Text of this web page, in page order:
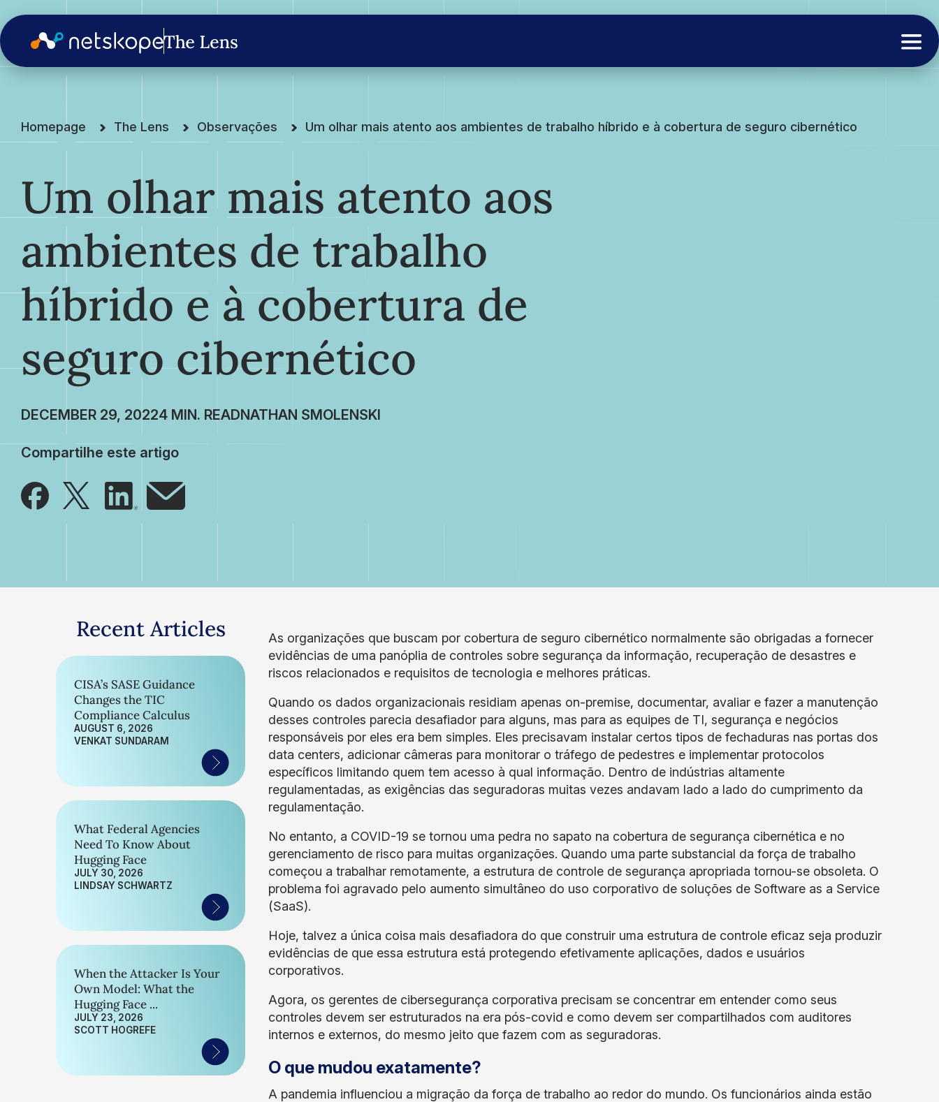
Homepage The Lens Observações Um olhar mais atento aos ambientes de trabalho híbrido e à cobertura de seguro cibernético
Um olhar mais atento aos
ambientes de trabalho
híbrido e à cobertura de
seguro cibernético
DECEMBER 29, 2022 NATHAN SMOLENSKI
Compartilhe este artigo
Recent Articles
CISA’s SASE Guidance
Changes the TIC
Compliance Calculus
AUGUST 6, 2026
VENKAT SUNDARAM
What Federal Agencies
Need To Know About
Hugging Face
JULY 30, 2026
LINDSAY SCHWARTZ
When the Attacker Is Your
Own Model: What the
Hugging Face ...
JULY 23, 2026
SCOTT HOGREFE
As organizações que buscam por cobertura de seguro cibernético normalmente são obrigadas a fornecer
evidências de uma panóplia de controles sobre segurança da informação, recuperação de desastres e
riscos relacionados e requisitos de tecnologia e melhores práticas.
Quando os dados organizacionais residiam apenas on-premise, documentar, avaliar e fazer a manutenção
desses controles parecia desafiador para alguns, mas para as equipes de TI, segurança e negócios
responsáveis por eles era bem simples. Eles precisavam instalar certos tipos de fechaduras nas portas dos
data centers, adicionar câmeras para monitorar o tráfego de pedestres e implementar protocolos
específicos limitando quem tem acesso à qual informação. Dentro de indústrias altamente
regulamentadas, as exigências das seguradoras muitas vezes andavam lado a lado do cumprimento da
regulamentação.
No entanto, a COVID-19 se tornou uma pedra no sapato na cobertura de segurança cibernética e no
gerenciamento de risco para muitas organizações. Quando uma parte substancial da força de trabalho
começou a trabalhar remotamente, a estrutura de controle de segurança apropriada tornou-se obsoleta. O
problema foi agravado pelo aumento simultâneo do uso corporativo de soluções de Software as a Service
(SaaS).
Hoje, talvez a única coisa mais desafiadora do que construir uma estrutura de controle eficaz seja produzir
evidências de que essa estrutura está protegendo efetivamente aplicações, dados e usuários
corporativos.
Agora, os gerentes de cibersegurança corporativa precisam se concentrar em entender como seus
controles devem ser estruturados na era pós-covid e como devem ser compartilhados com auditores
internos e externos, do mesmo jeito que fazem com as seguradoras.
O que mudou exatamente?
A pandemia influenciou a migração da força de trabalho ao redor do mundo. Os funcionários ainda estão